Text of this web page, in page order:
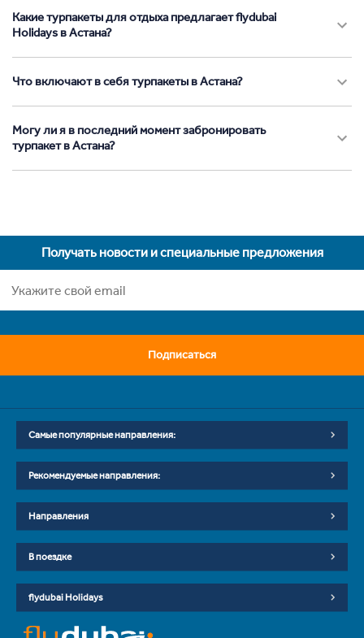
Какие турпакеты для отдыха предлагает flydubai
Holidays в Астана?
Что включают в себя турпакеты в Астана?
Могу ли я в последний момент забронировать
турпакет в Астана?
Получать новости и специальные предложения
Подписаться
Самые популярные направления:
Рекомендуемые направления:
Направления
В поездке
flydubai Holidays